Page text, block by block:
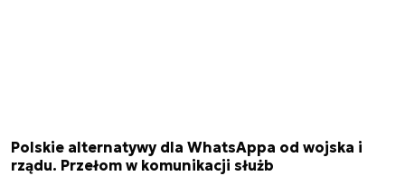
Polskie alternatywy dla WhatsAppa od wojska i
rządu. Przełom w komunikacji służb